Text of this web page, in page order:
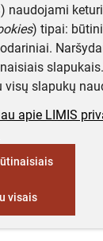
naudojami
) tipai:
visų slapukų
apie LIMIS
visais